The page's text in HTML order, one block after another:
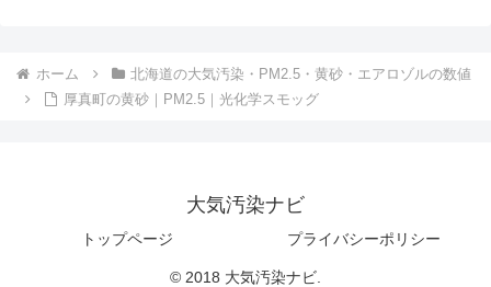
ホーム
北海道の大気汚染・PM2.5・黄砂・エアロゾルの数値
厚真町の黄砂｜PM2.5｜光化学スモッグ
大気汚染ナビ
トップページ プライバシーポリシー
© 2018 大気汚染ナビ.